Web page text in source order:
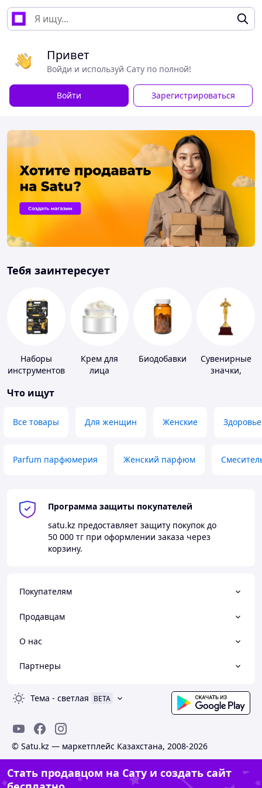
Привет
Войди и используй Сату по полной!
Войти Зарегистрироваться
Тебя заинтересует
Наборы
инструментов
Крем для
лица
Биодобавки
Сувенирные
значки,
Что ищут
Все товары Для женщин Женские Здоровье
Parfum парфюмерия Женский парфюм
Программа защиты покупателей
satu.kz предоставляет защиту покупок до
50 000 тг при оформлении заказа через
корзину.
Покупателям
Продавцам
О нас
Партнеры
Тема - светлая BETA
© Satu.kz — маркетплейс Казахстана, 2008-2026
Стать продавцом на Сату и создать сайт